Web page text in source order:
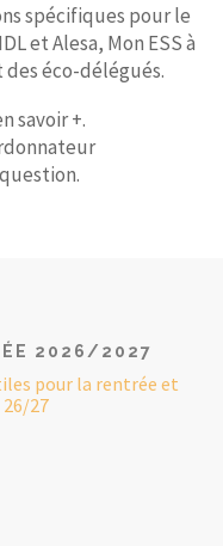
spécifiques pour le
et Alesa, Mon ESS à
éco-délégués.
savoir +.
2026/2027
pour la rentrée et
27